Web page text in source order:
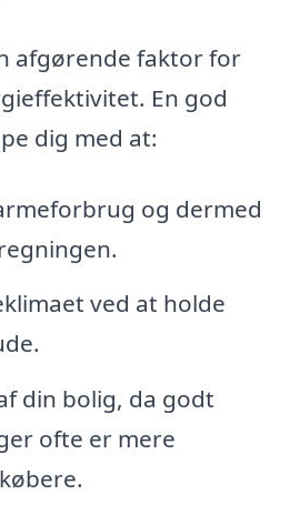
afgørende faktor for
En god
dig med at:
og dermed
ved at holde
din bolig, da godt
ofte er mere